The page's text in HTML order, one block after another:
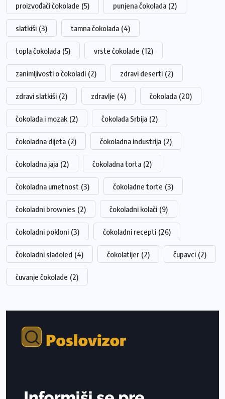
proizvođači čokolade (5) punjena čokolada (2)
slatkiši (3) tamna čokolada (4)
topla čokolada (5) vrste čokolade (12)
zanimljivosti o čokoladi (2) zdravi deserti (2)
zdravi slatkiši (2) zdravlje (4) čokolada (20)
čokolada i mozak (2) čokolada Srbija (2)
čokoladna dijeta (2) čokoladna industrija (2)
čokoladna jaja (2) čokoladna torta (2)
čokoladna umetnost (3) čokoladne torte (3)
čokoladni brownies (2) čokoladni kolači (9)
čokoladni pokloni (3) čokoladni recepti (26)
čokoladni sladoled (4) čokolatijer (2) čupavci (2)
čuvanje čokolade (2)